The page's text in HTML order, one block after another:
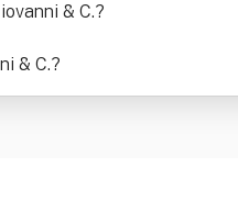
& C.?
& C.?